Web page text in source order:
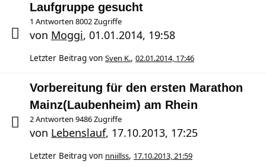
Laufgruppe gesucht
1 Antworten 8002 Zugriffe
von Moggi, 01.01.2014, 19:58
Letzter Beitrag von Sven K., 02.01.2014, 17:46
Vorbereitung für den ersten Marathon
Mainz(Laubenheim) am Rhein
2 Antworten 9486 Zugriffe
von Lebenslauf, 17.10.2013, 17:25
Letzter Beitrag von nniillss, 17.10.2013, 21:59